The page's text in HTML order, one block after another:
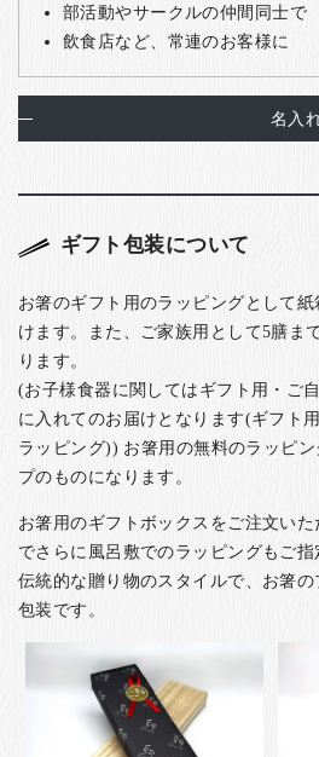
部活動やサークルの仲間同士で
飲食店など、常連のお客様に
名入
ギフト包装について
お箸のギフト用のラッピングとして
けます。また、ご家族用として5膳ま
ります。
(お子様食器に関してはギフト用・ご
に入れてのお届けとなります(ギフト
ラッピング)) お箸用の無料のラッピ
プのものになります。
お箸用のギフトボックスをご注文い
でさらに風呂敷でのラッピングもご
伝統的な贈り物のスタイルで、お箸
包装です。